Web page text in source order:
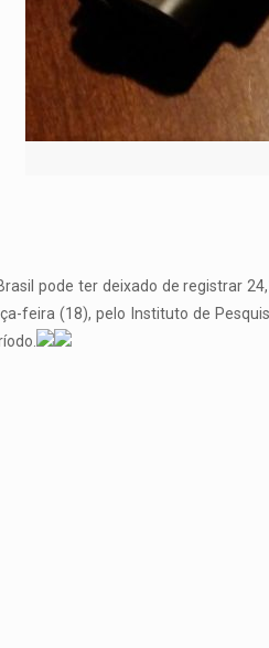
pode ter deixado de registrar
feira (18), pelo Instituto de